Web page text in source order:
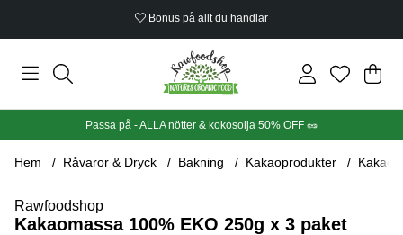
Bonus på allt du handlar
Din
.
Passa på - ALLA nötter & kokosolja 50% OFF 🥜
Hem Råvaror & Dryck Bakning Kakaoprodukter
Rawfoodshop
Kakaomassa 100% EKO 250g x 3 paket